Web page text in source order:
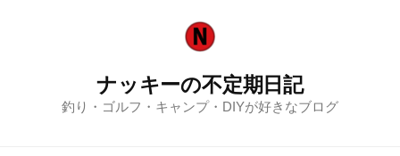
ナッキーの不定期日記
釣り・ゴルフ・キャンプ・DIYが好きなブログ